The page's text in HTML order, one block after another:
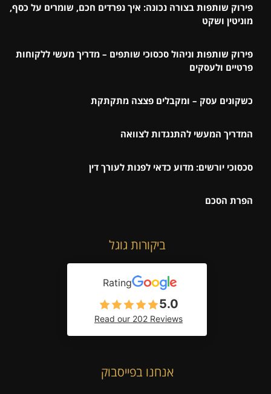
פירוק שותפות בצורה נכונה: איך נפרדים חכם, שומרים על כסף,
מוניטין ושקט
פירוק שותפות וניהול סכסוכי שותפים – מדריך מעשי ללקוחות
פרטיים ולעסקים
כשקונים עסק – ומקבלים פצצה מתקתקת
המדריך המעשי להתנגדות לצוואה
סכסוכי יורשים: מדוע כדאי לפנות לעורך דין
הפרת הסכם
ביקורות גוגל
Rating
5.0
Read our 202 Reviews
אנחנו בפייסבוק